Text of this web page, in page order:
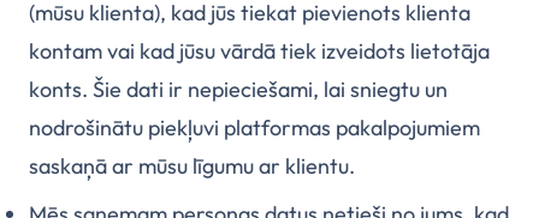
(mūsu klienta), kad jūs tiekat pievienots klienta
kontam vai kad jūsu vārdā tiek izveidots lietotāja
konts. Šie dati ir nepieciešami, lai sniegtu un
nodrošinātu piekļuvi platformas pakalpojumiem
saskaņā ar mūsu līgumu ar klientu.